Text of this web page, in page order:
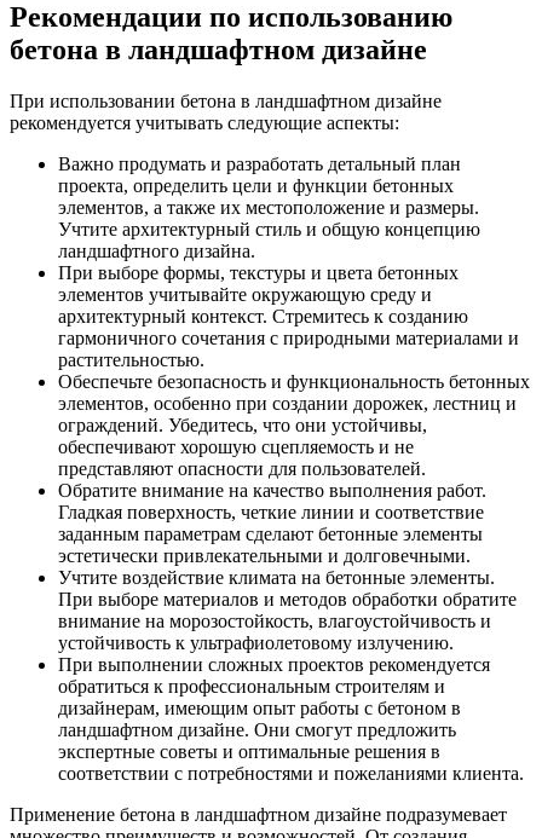
Рекомендации по использованию
бетона в ландшафтном дизайне
При использовании бетона в ландшафтном дизайне
рекомендуется учитывать следующие аспекты:
Важно продумать и разработать детальный план
проекта, определить цели и функции бетонных
элементов, а также их местоположение и размеры.
Учтите архитектурный стиль и общую концепцию
ландшафтного дизайна.
При выборе формы, текстуры и цвета бетонных
элементов учитывайте окружающую среду и
архитектурный контекст. Стремитесь к созданию
гармоничного сочетания с природными материалами и
растительностью.
Обеспечьте безопасность и функциональность бетонных
элементов, особенно при создании дорожек, лестниц и
ограждений. Убедитесь, что они устойчивы,
обеспечивают хорошую сцепляемость и не
представляют опасности для пользователей.
Обратите внимание на качество выполнения работ.
Гладкая поверхность, четкие линии и соответствие
заданным параметрам сделают бетонные элементы
эстетически привлекательными и долговечными.
Учтите воздействие климата на бетонные элементы.
При выборе материалов и методов обработки обратите
внимание на морозостойкость, влагоустойчивость и
устойчивость к ультрафиолетовому излучению.
При выполнении сложных проектов рекомендуется
обратиться к профессиональным строителям и
дизайнерам, имеющим опыт работы с бетоном в
ландшафтном дизайне. Они смогут предложить
экспертные советы и оптимальные решения в
соответствии с потребностями и пожеланиями клиента.
Применение бетона в ландшафтном дизайне подразумевает